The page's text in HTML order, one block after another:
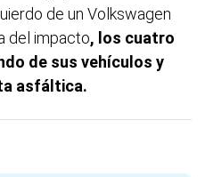
de un Volkswagen
del impacto, los cuatro
de sus vehículos y
asfáltica.